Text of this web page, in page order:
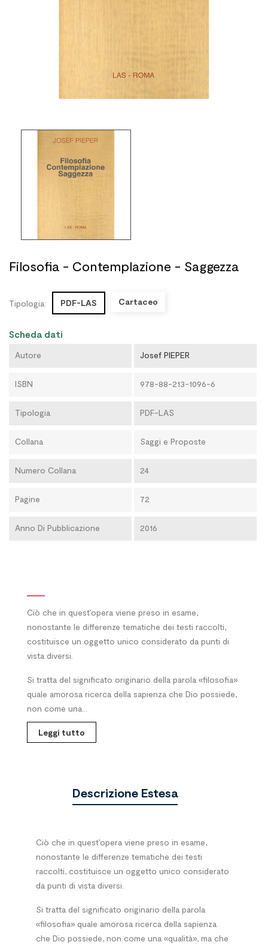
Filosofia - Contemplazione - Saggezza
Tipologia: PDF-LAS Cartaceo
Scheda dati
Autore Josef PIEPER
ISBN 978-88-213-1096-6
Tipologia PDF-LAS
Collana Saggi e Proposte
Numero Collana 24
Pagine 72
Anno Di Pubblicazione 2016
Ciò che in quest’opera viene preso in esame,
nonostante le differenze tematiche dei testi raccolti,
costituisce un oggetto unico considerato da punti di
vista diversi.
Si tratta del significato originario della parola «filosofia»
quale amorosa ricerca della sapienza che Dio possiede,
non come una...
Leggi tutto
Descrizione Estesa
Ciò che in quest’opera viene preso in esame,
nonostante le differenze tematiche dei testi
raccolti, costituisce un oggetto unico considerato
da punti di vista diversi.
Si tratta del significato originario della parola
«filosofia» quale amorosa ricerca della sapienza
che Dio possiede, non come una «qualità», ma che